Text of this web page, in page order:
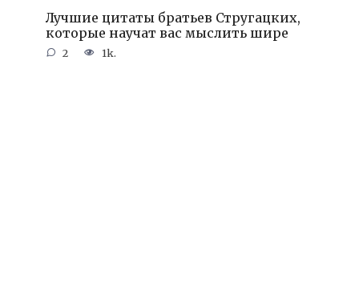
Лучшие цитаты братьев Стругацких,
которые научат вас мыслить шире
2 1k.